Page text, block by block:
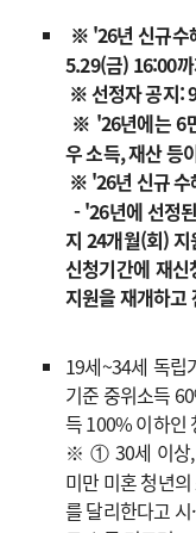
※ '26년 신규수
5.29(금) 16:00
※ 선정자 공지:
※ '26년에는 6
우 소득, 재산 등
※ '26년 신규 수
- '26년에 선정
지 24개월(회)
신청기간에 재
지원을 재개하고
19세~34세 독립
기준 중위소득
득 100% 이하인
※ ① 30세 이상,
미만 미혼 청년
를 달리한다고 시